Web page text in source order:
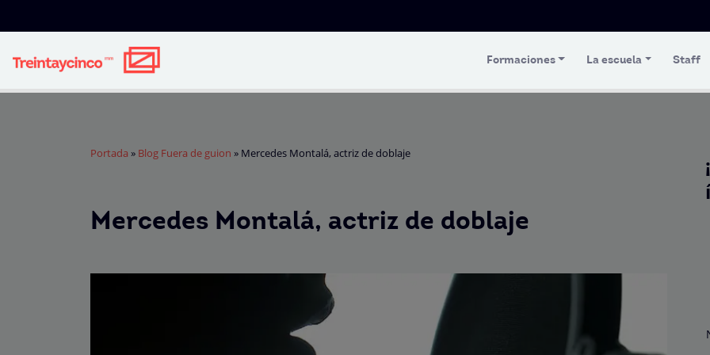
Formaciones La escuela Staff
Portada » Blog Fuera de guion » Mercedes Montalá, actriz de doblaje
Mercedes Montalá, actriz de doblaje